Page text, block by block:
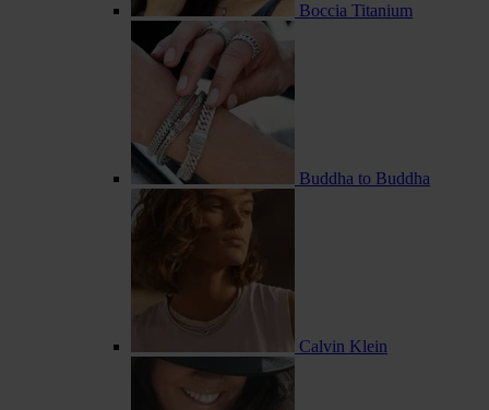
Boccia Titanium
Buddha to Buddha
Calvin Klein